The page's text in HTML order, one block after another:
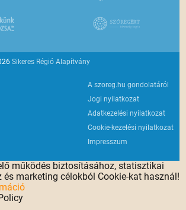
Sikeres Régió Alapítvány
A szoreg.hu gondolatáról
Jogi nyilatkozat
Adatkezelési nyilatkozat
Cookie-kezelési nyilatkozat
Impresszum
működés biztosításához, statisztikai
és marketing célokból Cookie-kat használ!